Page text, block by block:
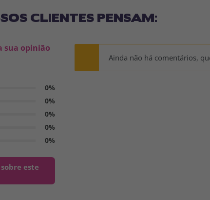
CLIENTES PENSAM:
sua opinião
0%
0%
0%
0%
0%
este
Ainda não há comentários,